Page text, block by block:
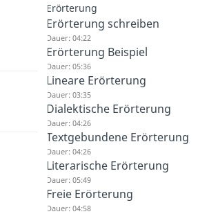
Erörterung
Erörterung schreiben
Dauer: 04:22
Erörterung Beispiel
Dauer: 05:36
Lineare Erörterung
Dauer: 03:35
Dialektische Erörterung
Dauer: 04:26
Textgebundene Erörterung
Dauer: 04:26
Literarische Erörterung
Dauer: 05:49
Freie Erörterung
Dauer: 04:58